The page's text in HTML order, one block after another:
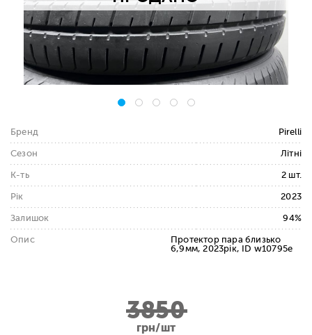
Бренд Pirelli
Сезон Літні
К-ть 2 шт.
Рік 2023
Залишок 94%
Опис
Протектор пара близько
6,9мм, 2023рік, ID w10795e
3850
грн/шт